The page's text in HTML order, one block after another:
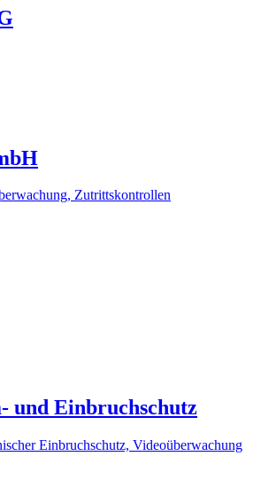
Zutrittskontrollen
und Einbruchschutz
Einbruchschutz, Videoüberwachung